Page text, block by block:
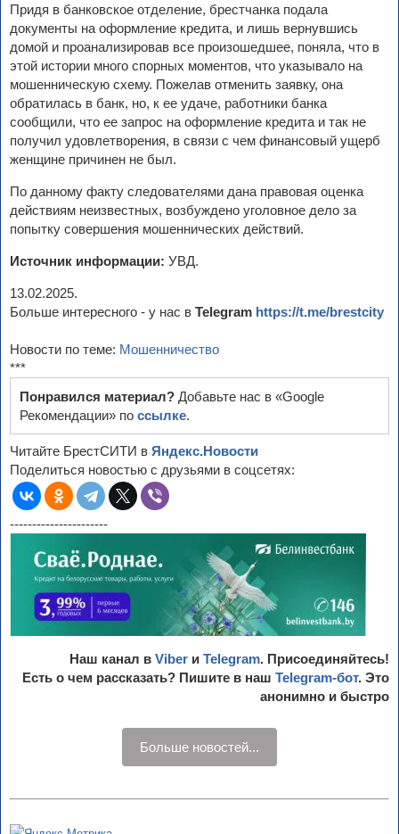
Придя в банковское отделение, брестчанка подала
документы на оформление кредита, и лишь вернувшись
домой и проанализировав все произошедшее, поняла, что в
этой истории много спорных моментов, что указывало на
мошенническую схему. Пожелав отменить заявку, она
обратилась в банк, но, к ее удаче, работники банка
сообщили, что ее запрос на оформление кредита и так не
получил удовлетворения, в связи с чем финансовый ущерб
женщине причинен не был.
По данному факту следователями дана правовая оценка
действиям неизвестных, возбуждено уголовное дело за
попытку совершения мошеннических действий.
Источник информации: УВД.
13.02.2025.
Больше интересного - у нас в Telegram https://t.me/brestcity
Новости по теме: Мошенничество
***
Понравился материал? Добавьте нас в «Google
Рекомендации» по ссылке.
Читайте БрестСИТИ в Яндекс.Новости
Поделиться новостью с друзьями в соцсетях:
----------------------
Наш канал в Viber и Telegram. Присоединяйтесь!
Есть о чем рассказать? Пишите в наш Telegram-бот. Это
анонимно и быстро
Больше новостей...